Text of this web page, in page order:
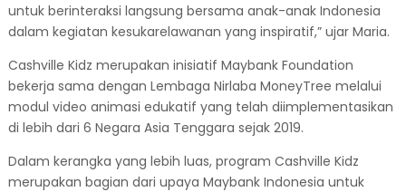
untuk berinteraksi langsung bersama anak-anak Indonesia
dalam kegiatan kesukarelawanan yang inspiratif,” ujar Maria.
Cashville Kidz merupakan inisiatif Maybank Foundation
bekerja sama dengan Lembaga Nirlaba MoneyTree melalui
modul video animasi edukatif yang telah diimplementasikan
di lebih dari 6 Negara Asia Tenggara sejak 2019.
Dalam kerangka yang lebih luas, program Cashville Kidz
merupakan bagian dari upaya Maybank Indonesia untuk